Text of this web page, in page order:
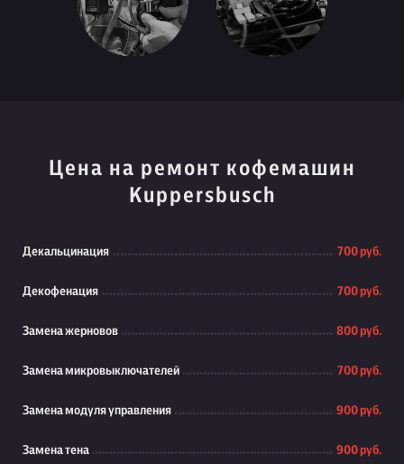
Цена на ремонт кофемашин
Kuppersbusch
Декальцинация 700 руб.
Декофенация 700 руб.
Замена жерновов 800 руб.
Замена микровыключателей 700 руб.
Замена модуля управления 900 руб.
Замена тена 900 руб.